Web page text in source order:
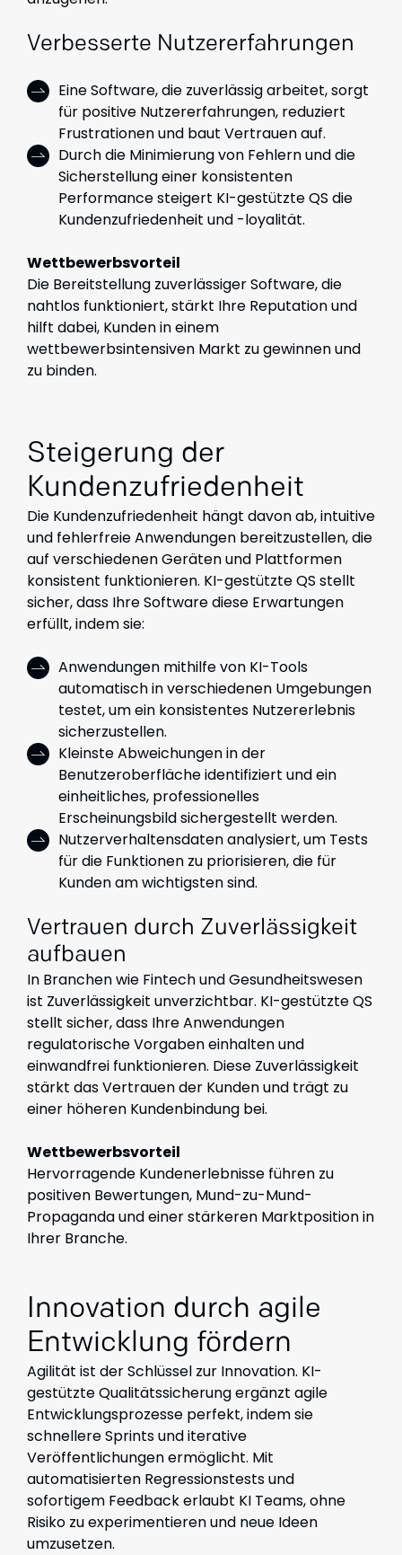
Verbesserte Nutzererfahrungen
Eine Software, die zuverlässig arbeitet, sorgt
für positive Nutzererfahrungen, reduziert
Frustrationen und baut Vertrauen auf.
Durch die Minimierung von Fehlern und die
Sicherstellung einer konsistenten
Performance steigert KI-gestützte QS die
Kundenzufriedenheit und -loyalität.
Wettbewerbsvorteil
Die Bereitstellung zuverlässiger Software, die
nahtlos funktioniert, stärkt Ihre Reputation und
hilft dabei, Kunden in einem
wettbewerbsintensiven Markt zu gewinnen und
zu binden.
Steigerung der
Kundenzufriedenheit
Die Kundenzufriedenheit hängt davon ab, intuitive
und fehlerfreie Anwendungen bereitzustellen, die
auf verschiedenen Geräten und Plattformen
konsistent funktionieren. KI-gestützte QS stellt
sicher, dass Ihre Software diese Erwartungen
erfüllt, indem sie:
Anwendungen mithilfe von KI-Tools
automatisch in verschiedenen Umgebungen
testet, um ein konsistentes Nutzererlebnis
sicherzustellen.
Kleinste Abweichungen in der
Benutzeroberfläche identifiziert und ein
einheitliches, professionelles
Erscheinungsbild sichergestellt werden.
Nutzerverhaltensdaten analysiert, um Tests
für die Funktionen zu priorisieren, die für
Kunden am wichtigsten sind.
Vertrauen durch Zuverlässigkeit
aufbauen
In Branchen wie Fintech und Gesundheitswesen
ist Zuverlässigkeit unverzichtbar. KI-gestützte QS
stellt sicher, dass Ihre Anwendungen
regulatorische Vorgaben einhalten und
einwandfrei funktionieren. Diese Zuverlässigkeit
stärkt das Vertrauen der Kunden und trägt zu
einer höheren Kundenbindung bei.
Wettbewerbsvorteil
Hervorragende Kundenerlebnisse führen zu
positiven Bewertungen, Mund-zu-Mund-
Propaganda und einer stärkeren Marktposition in
Ihrer Branche.
Innovation durch agile
Entwicklung fördern
Agilität ist der Schlüssel zur Innovation. KI-
gestützte Qualitätssicherung ergänzt agile
Entwicklungsprozesse perfekt, indem sie
schnellere Sprints und iterative
Veröffentlichungen ermöglicht. Mit
automatisierten Regressionstests und
sofortigem Feedback erlaubt KI Teams, ohne
Risiko zu experimentieren und neue Ideen
umzusetzen.